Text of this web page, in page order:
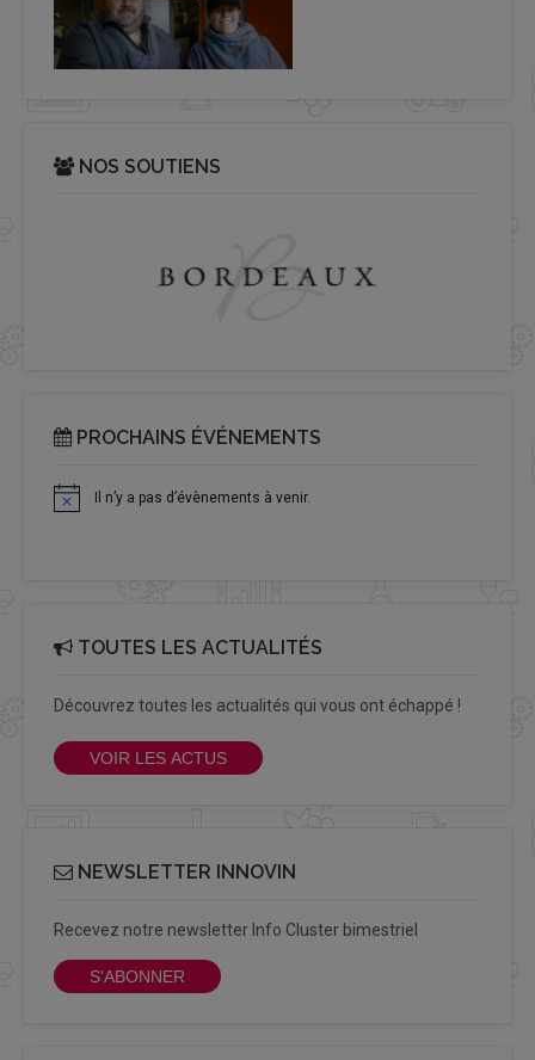
NOS SOUTIENS
PROCHAINS ÉVÉNEMENTS
Notice Il n’y a pas d’évènements à venir.
TOUTES LES ACTUALITÉS
Découvrez toutes les actualités qui vous ont échappé !
VOIR LES ACTUS
NEWSLETTER INNOVIN
Recevez notre newsletter Info Cluster bimestriel
S'ABONNER